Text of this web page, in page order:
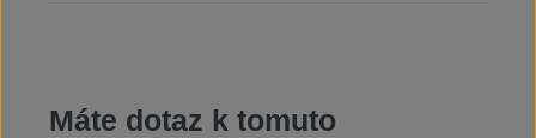
Máte dotaz k tomuto